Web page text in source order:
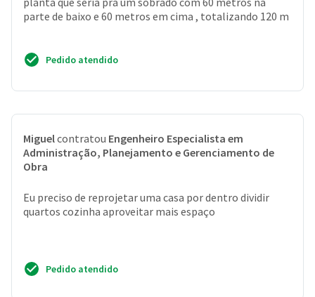
parte de baixo e 60 metros em cima , totalizando 120 m
Pedido atendido
Miguelcontratou Engenheiro Especialista em
Administração, Planejamento e Gerenciamento de
Obra
Eu preciso de reprojetar uma casa por dentro dividir
quartos cozinha aproveitar mais espaço
Pedido atendido